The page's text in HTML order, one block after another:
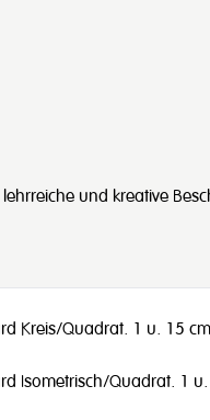
und kreative
Kreis/Quadrat. 1 u. 15 cm.
Isometrisch/Quadrat. 1 u.